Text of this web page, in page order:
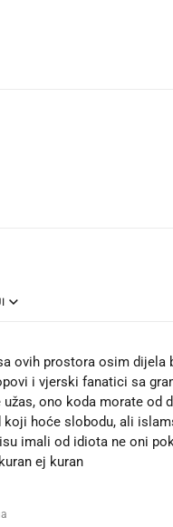
ovih prostora osim
i vjerski fanatici sa
ono koda morate od
hoće slobodu, ali
imali od idiota ne oni
ej kuran